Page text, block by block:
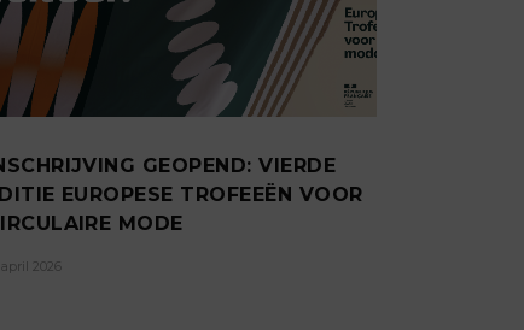
GEOPEND: VIERDE
EUROPESE TROFEEËN VOOR
MODE
april 2026